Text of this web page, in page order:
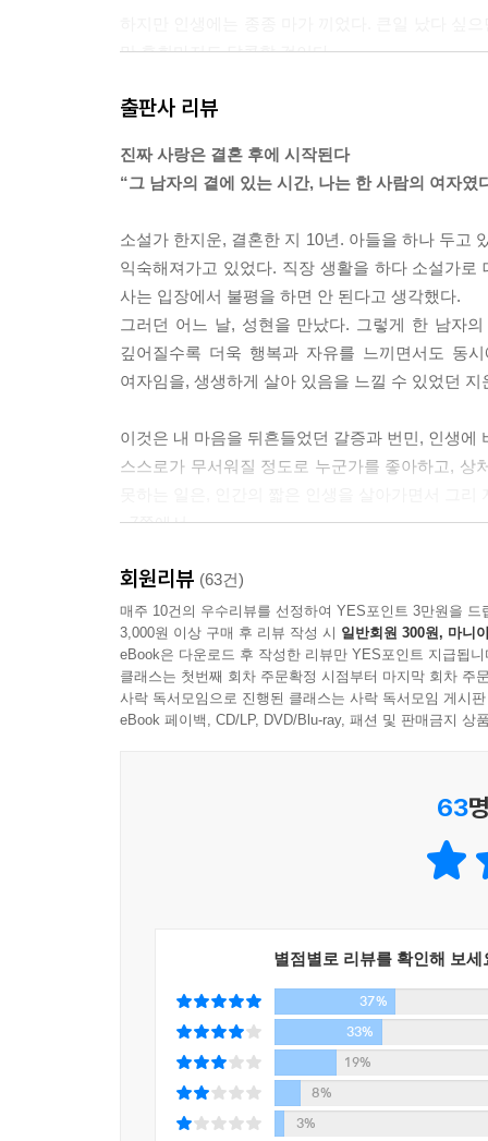
만 후회마저도 달콤할 것이다.
해서 말하고 있었다. 나는 아무 말도 할 수 없었다.
“사실 너와 자는 게 아주 즐겁지는 않아.”
--- p.75~76
남편과 나는 섹스만큼 부부 싸움도 하지 않았다.
--- p.78
그 안타깝고 서운한 감정들로 인해 성현을 그만
하지만 그 어쩔 수 없음조차 나는 사랑했다.
--- p.86
--- p.110
나는 내가 결혼한 여자라는 사실, 내가 어떤 남자
나에겐
서운해할 권리도,
불평할 권리도,
세상의 많은 것들은 붙잡으려 하면 멀어지고 이젠
나에게 시간이란 그 남자가 곁에 있는 시간과 곁
는 한 사람의 여자였다.
--- p.183
출판사 리뷰
진짜 사랑은 결혼 후에 시작된다
“그 남자의 곁에 있는 시간, 나는 한 사람의 여자였
소설가 한지운, 결혼한 지 10년. 아들을 하나 두고
익숙해져가고 있었다. 직장 생활을 하다 소설가
사는 입장에서 불평을 하면 안 된다고 생각했다.
그러던 어느 날, 성현을 만났다. 그렇게 한 남자
깊어질수록 더욱 행복과 자유를 느끼면서도 동
여자임을, 생생하게 살아 있음을 느낄 수 있었던 지
이것은 내 마음을 뒤흔들었던 갈증과 번민, 인생에
스스로가 무서워질 정도로 누군가를 좋아하고,
- 7쪽에서
지운의 감정을 따라 펼쳐지는 이야기는 한 여자가
달려간다. 그렇게 우리는 사랑의 과정을 함께 겪
것은 그 어떤 꾸밈이나 거짓 없이, 인간 본연의 감
또한 『나의 남자』는 결혼 생활의 진저리나는 생
결혼 생활이란 다음 날 가족이 먹을 신선한 아침
이유만으로 누군가를 좋아하게 되는 일로부터
느끼기도 한다. 그리고 우리는 그 결핍을 채워줄
사랑, 그 단순한 열정에 관하여
“사람을 좋아한다는 것은
어떻게든 간절히 보고 또 보려는 노력일 뿐이었다.”
회원리뷰 (63건)
매주 10건의 우수리뷰를 선정하여 YES포인트 3만원을 드
3,000원 이상 구매 후 리뷰 작성 시 일반회원 300원, 마니
eBook은 다운로드 후 작성한 리뷰만 YES포인트 지급됩니
클래스는 첫번째 회차 주문확정 시점부터 마지막 회차 주
사락 독서모임으로 진행된 클래스는 사락 독서모임 게시
eBook 페이백, CD/LP, DVD/Blu-ray, 패션 및 판매금지 상
63
별점별로 리뷰를 확인해 보세
37%
33%
19%
8%
3%